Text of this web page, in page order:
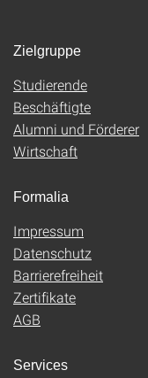
Zielgruppe
Studierende
Beschäftigte
Alumni und Förderer
Wirtschaft
Formalia
Impressum
Datenschutz
Barrierefreiheit
Zertifikate
AGB
Services